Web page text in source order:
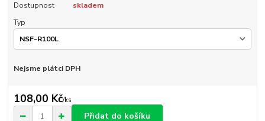
Dostupnost
skladem
Typ
Nejsme plátci DPH
108,00 Kč/ks
Přidat do košíku